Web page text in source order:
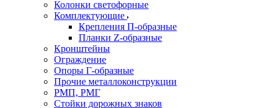
Колонки светофорные
Комплектующие
Крепления П-образные
Планки Z-образные
Кронштейны
Ограждение
Опоры Г-образные
Прочие металлоконструкции
РМП, РМГ
Стойки дорожных знаков